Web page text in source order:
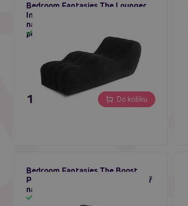
Bedroom Fantasies The Lounger
Inflatable Bench (Black),
nafukovací lehátko s kroužky na
pouta
1 995 Kč Do košíku
Bedroom Fantasies The Boost
Positioning Pillow (Black), polštář
na sex